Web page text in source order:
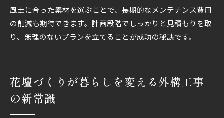
風土に合った素材を選ぶことで、長期的なメンテナンス費用
の削減も期待できます。計画段階でしっかりと見積もりを取
り、無理のないプランを立てることが成功の秘訣です。
花壇づくりが暮らしを変える外構工事
の新常識